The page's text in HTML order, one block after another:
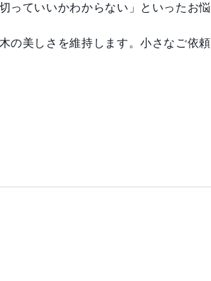
っていいかわからない」といったお悩
の美しさを維持します。小さなご依頼